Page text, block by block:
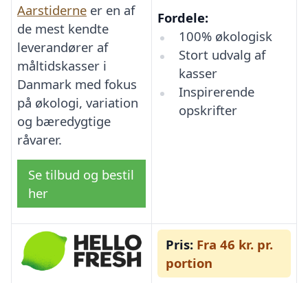
Aarstiderne er en af
de mest kendte
leverandører af
måltidskasser i
Danmark med fokus
på økologi, variation
og bæredygtige
råvarer.
Se tilbud og bestil
her
Fordele:
100% økologisk
Stort udvalg af
kasser
Inspirerende
opskrifter
Pris: Fra 46 kr. pr.
portion